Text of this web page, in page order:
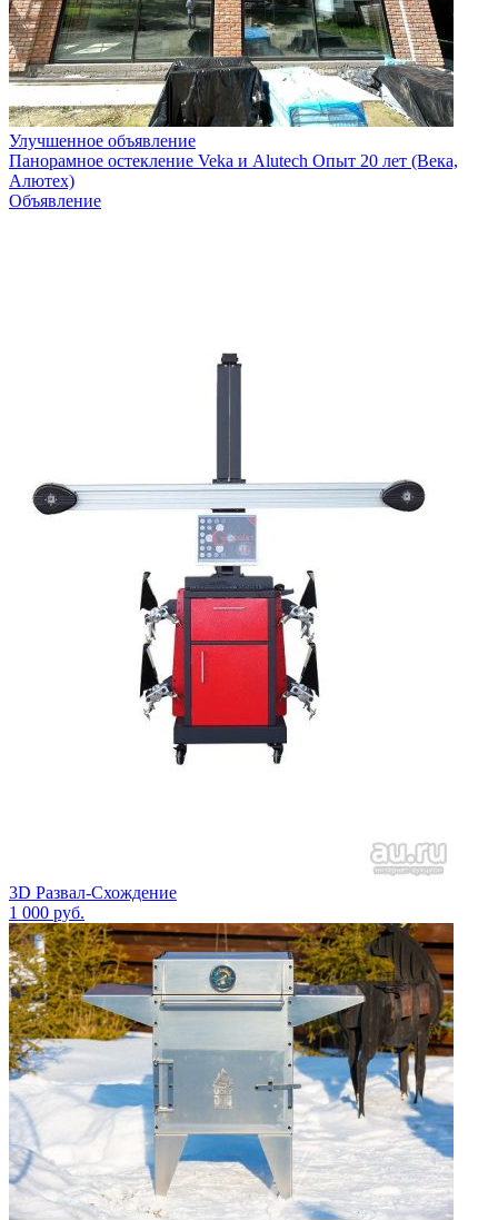
Улучшенное объявление
Панорамное остекление Veka и Alutech Опыт 20 лет (Века,
Алютех)
Объявление
3D Развал-Схождение
1 000 руб.